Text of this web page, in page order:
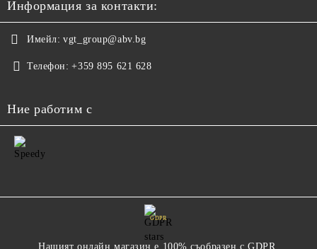
Информация за контакти:
Имейл: vgt_group@abv.bg
Телефон: +359 895 621 628
Ние работим с
GDPR
Нашият онлайн магазин е 100% съобразен с GDPR.